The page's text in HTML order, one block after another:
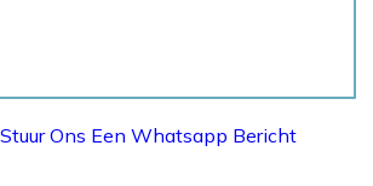
Stuur Ons Een Whatsapp Bericht